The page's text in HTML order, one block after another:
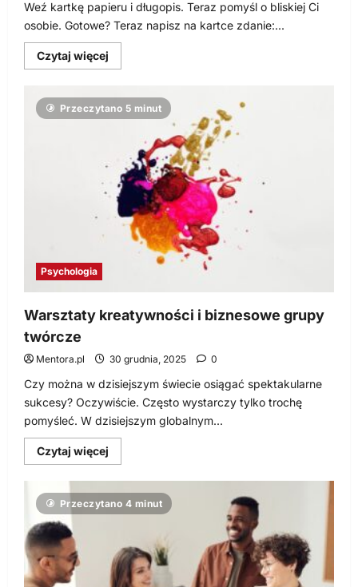
Weź kartkę papieru i długopis. Teraz pomyśl o bliskiej Ci
osobie. Gotowe? Teraz napisz na kartce zdanie:...
Czytaj więcej
się
Kreatywne
pisanie
–
perspektywa
pomiędzy
Tobą
a
Twoim
tekstem
Przeczytano 5 minut
Psychologia
Warsztaty kreatywności i biznesowe grupy
twórcze
Mentora.pl 30 grudnia, 2025 0
Czy można w dzisiejszym świecie osiągać spektakularne
sukcesy? Oczywiście. Często wystarczy tylko trochę
pomyśleć. W dzisiejszym globalnym...
Czytaj więcej
się
o
Warsztaty
kreatywności
i
twórcze
Przeczytano 4 minut